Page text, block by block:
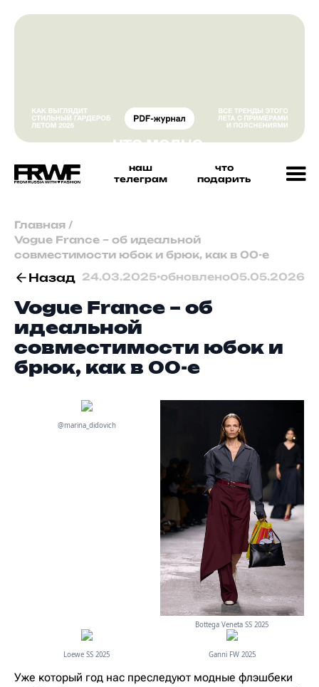
наш
телеграм
что
подарить
Главная /
Vogue France – об идеальной
совместимости юбок и брюк, как в 00-е
Назад 24.03.2025•обновлено05.05.2026
Vogue France – об
идеальной
совместимости юбок и
брюк, как в 00-е
@marina_didovich
Bottega Veneta SS 2025
Loewe SS 2025 Ganni FW 2025
Уже который год нас преследуют модные флэшбеки